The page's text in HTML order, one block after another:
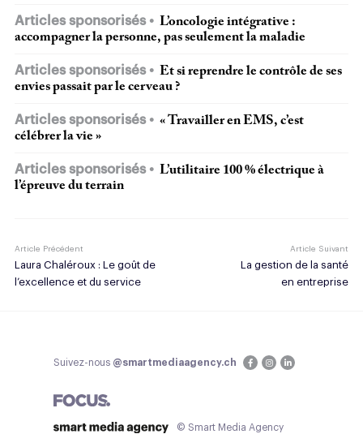
Articles sponsorisés
L’oncologie intégrative :
accompagner la personne, pas seulement la maladie
Articles sponsorisés
Et si reprendre le contrôle de ses
envies passait par le cerveau ?
Articles sponsorisés
« Travailler en EMS, c’est
célébrer la vie »
Articles sponsorisés
L’utilitaire 100 % électrique à
l’épreuve du terrain
Article Précédent
Laura Chaléroux : Le goût de
l’excellence et du service
Article Suivant
La gestion de la santé
en entreprise
Suivez-nous @smartmediaagency.ch
© Smart Media Agency